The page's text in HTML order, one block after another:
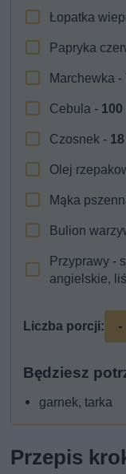
Łopatka
Papryka
Marchewka -
Cebula - 100
Czosnek - 18
Olej
Mąka
Bulion
Przyprawy -
angielskie,
Liczba porcji: -
Będziesz
garnek, tarka
Przepis